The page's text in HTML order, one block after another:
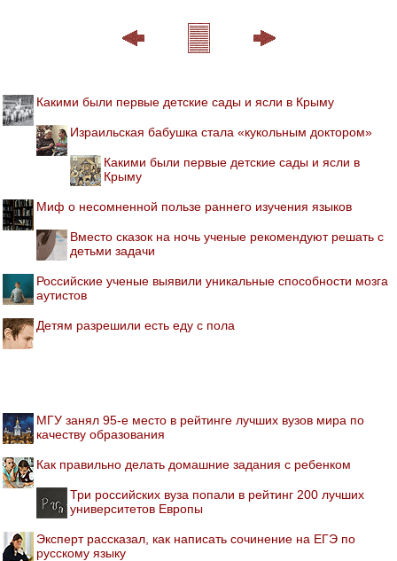
Какими были первые детские сады и ясли в Крыму
Израильская бабушка стала «кукольным доктором»
Какими были первые детские сады и ясли в
Крыму
Миф о несомненной пользе раннего изучения языков
Вместо сказок на ночь ученые рекомендуют решать с
детьми задачи
Российские ученые выявили уникальные способности мозга
аутистов
Детям разрешили есть еду с пола
МГУ занял 95-е место в рейтинге лучших вузов мира по
качеству образования
Как правильно делать домашние задания с ребенком
Три российских вуза попали в рейтинг 200 лучших
университетов Европы
Эксперт рассказал, как написать сочинение на ЕГЭ по
русскому языку